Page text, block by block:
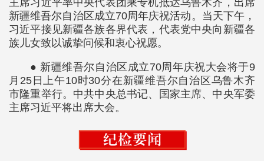
新疆维吾尔自治区成立70周年庆祝活动。当天下午，
习近平接见新疆各族各界代表，代表党中央向新疆各
族儿女致以诚挚问候和衷心祝愿。
● 新疆维吾尔自治区成立70周年庆祝大会将于9
月25日上午10时30分在新疆维吾尔自治区乌鲁木齐
市隆重举行。中共中央总书记、国家主席、中央军委
主席习近平将出席大会。